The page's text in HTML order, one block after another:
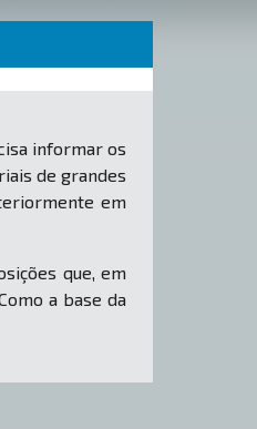
informar os
de grandes
em
que, em
a base da